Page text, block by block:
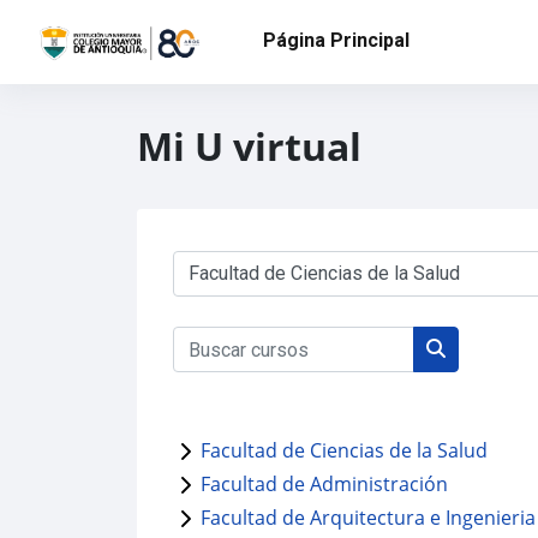
Página Principal
Mi U virtual
Categorías
Buscar cursos
Buscar
Facultad de Ciencias de la Salud
Facultad de Administración
Facultad de Arquitectura e Ingenieria